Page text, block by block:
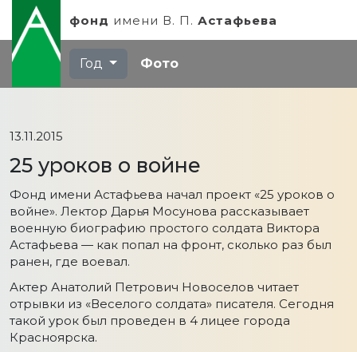
фонд имени В. П. Астафьева
Год Фото
13.11.2015
25 уроков о войне
Фонд имени Астафьева начал проект «25 уроков о
войне». Лектор Дарья Мосунова рассказывает
военную биографию простого солдата Виктора
Астафьева — как попал на фронт, сколько раз был
ранен, где воевал.
Актер Анатолий Петрович Новоселов читает
отрывки из «Веселого солдата» писателя. Сегодня
такой урок был проведен в 4 лицее города
Красноярска.